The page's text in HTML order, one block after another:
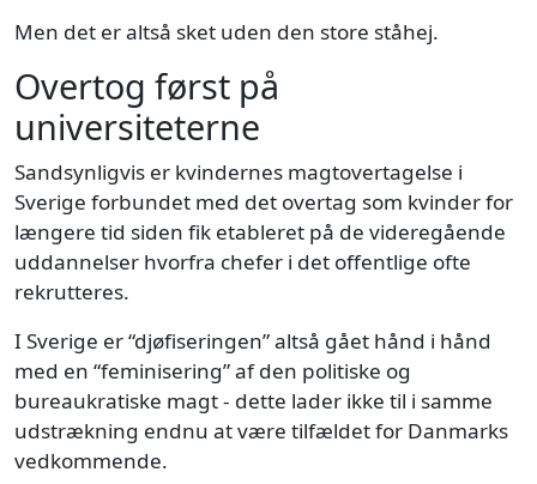
Men det er altså sket uden den store ståhej.
Overtog først på
universiteterne
Sandsynligvis er kvindernes magtovertagelse i
Sverige forbundet med det overtag som kvinder for
længere tid siden fik etableret på de videregående
uddannelser hvorfra chefer i det offentlige ofte
rekrutteres.
I Sverige er “djøfiseringen” altså gået hånd i hånd
med en “feminisering” af den politiske og
bureaukratiske magt - dette lader ikke til i samme
udstrækning endnu at være tilfældet for Danmarks
vedkommende.